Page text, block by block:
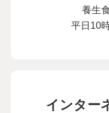
養生
平日10
インター